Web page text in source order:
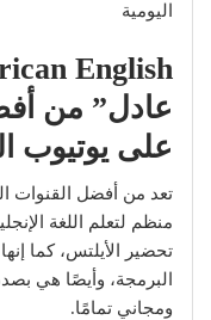
اليومية
عادل” من
على يوتيوب
تعد من أفضل القنوات
منظم لتعلم اللغة
تحضير الأيلتس، كما
البرمجة، وأيصًا هي
ومجاني تمامًا.